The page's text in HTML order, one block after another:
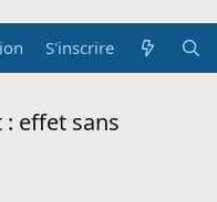
S'inscrire
effet sans